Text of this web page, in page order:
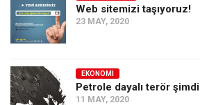
Web sitemizi taşıyoruz!
23 MAY, 2020
EKONOMI
Petrole dayalı terör
11 MAY, 2020